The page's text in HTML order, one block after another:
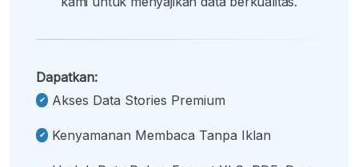
Dapatkan:
Akses Data Stories Premium
Kenyamanan Membaca Tanpa Iklan